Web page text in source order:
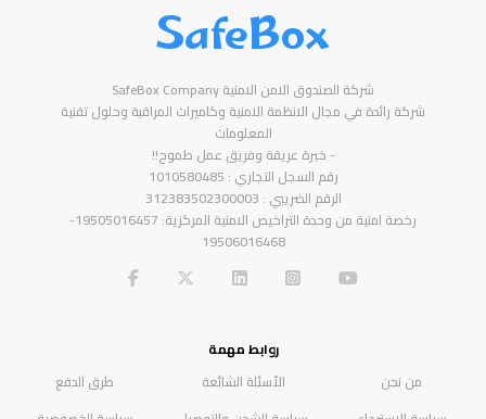
SafeBox
شركة الصندوق الامن الامنية SafeBox Company
شركة رائدة في مجال الانظمة الامنية وكاميرات المراقبة وحلول تقنية
المعلومات
- خبرة عريقة وفريق عمل طموح!!
رقم السجل التجاري : 1010580485
الرقم الضريبي : 312383502300003
رخصة امنية من وحدة التراخيص الامنية المركزية: 19505016457-
19506016468
روابط مهمة
من نحن
الأسئلة الشائعة
طرق الدفع